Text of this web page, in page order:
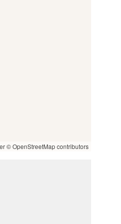
© OpenStreetMap contributors